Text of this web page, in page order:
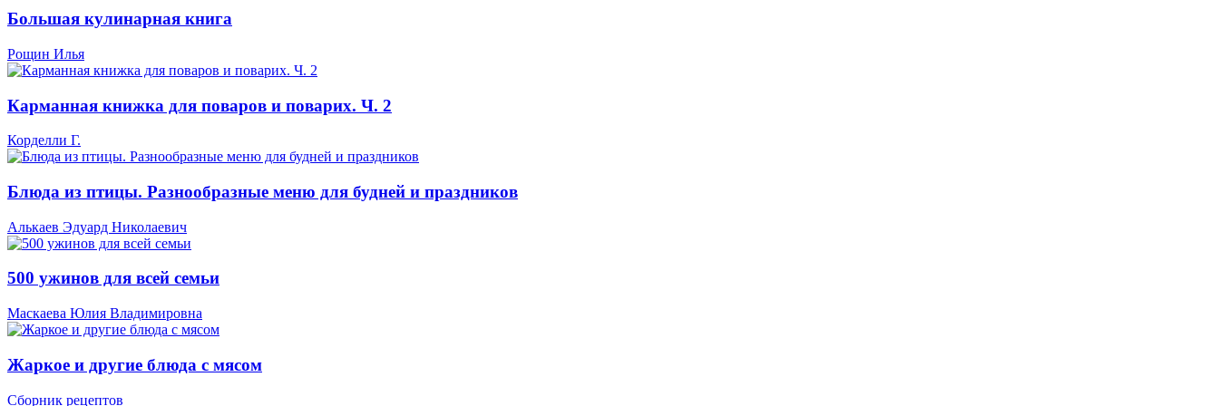
Большая кулинарная книга
Рощин Илья
Карманная книжка для поваров и поварих. Ч. 2
Корделли Г.
Блюда из птицы. Разнообразные меню для будней и праздников
Алькаев Эдуард Николаевич
500 ужинов для всей семьи
Маскаева Юлия Владимировна
Жаркое и другие блюда с мясом
Сборник рецептов